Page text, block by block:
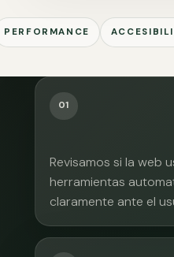
PERFORMANCE
01
Revisamos si la web
herramientas
claramente ante el